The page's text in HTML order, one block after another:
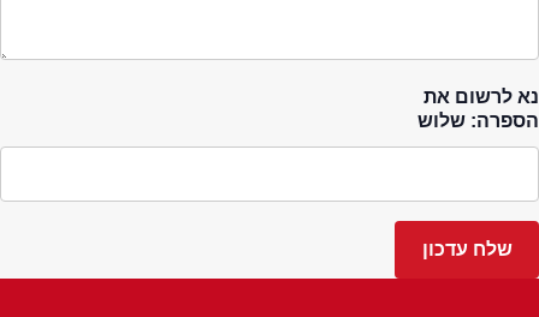
נא לרשום את
הספרה: שלוש